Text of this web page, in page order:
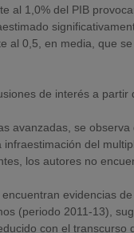
al 1,0% del PIB
al 0,5, en media, que
de interés a
avanzadas, se
del
los autores no
evidencias
(periodo 2011-13),
con el